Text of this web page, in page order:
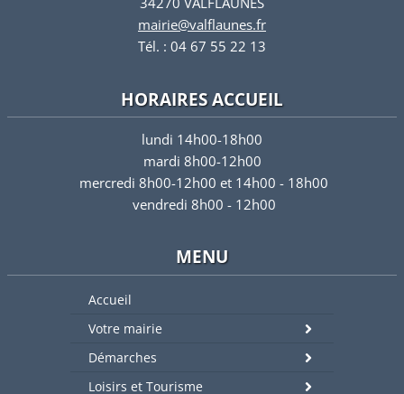
mairie@valflaunes.fr
Tél. : 04 67 55 22 13
HORAIRES ACCUEIL
lundi 14h00-18h00
mardi 8h00-12h00
mercredi 8h00-12h00 et 14h00 - 18h00
vendredi 8h00 - 12h00
MENU
Accueil
Votre mairie
Démarches
Loisirs et Tourisme